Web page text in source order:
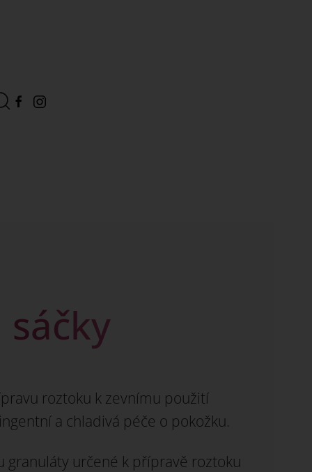
roztoku k zevnímu použití
a chladivá péče o pokožku.
granuláty určené k přípravě roztoku